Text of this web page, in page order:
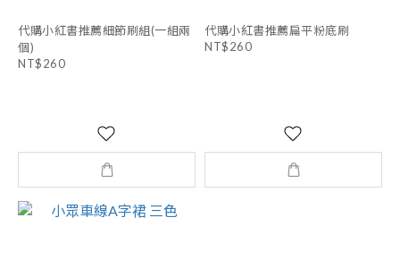
代購小紅書推薦細節刷組(一組兩
個)
NT$260
代購小紅書推薦扁平粉底刷
NT$260